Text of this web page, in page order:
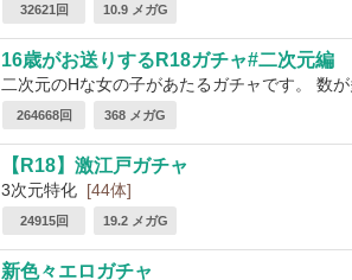
32621回 10.9 メガG
16歳がお送りするR18ガチャ#二次元編
二次元のHな女の子があたるガチャです。 数
264668回 368 メガG
【R18】激江戸ガチャ
3次元特化 [44体]
24915回 19.2 メガG
新色々エロガチャ